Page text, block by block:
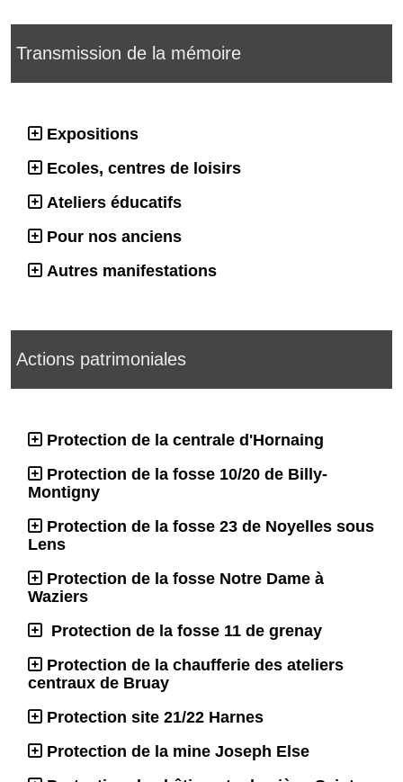
Transmission de la mémoire
Expositions
Ecoles, centres de loisirs
Ateliers éducatifs
Pour nos anciens
Autres manifestations
Actions patrimoniales
Protection de la centrale d'Hornaing
Protection de la fosse 10/20 de Billy-
Montigny
Protection de la fosse 23 de Noyelles sous
Lens
Protection de la fosse Notre Dame à
Waziers
Protection de la fosse 11 de grenay
Protection de la chaufferie des ateliers
centraux de Bruay
Protection site 21/22 Harnes
Protection de la mine Joseph Else